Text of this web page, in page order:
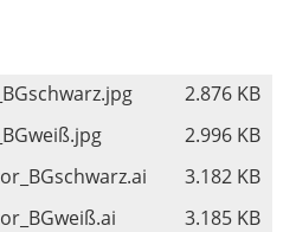
2.876 KB
2.996 KB
3.182 KB
3.185 KB